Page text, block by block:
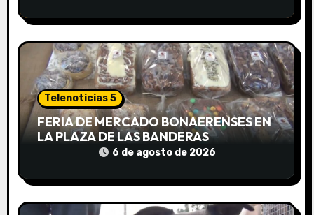
t
r
a
d
a
Telenoticias 5
FERIA DE MERCADO BONAERENSES EN
LA PLAZA DE LAS BANDERAS
6 de agosto de 2026